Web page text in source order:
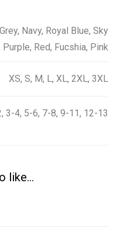
, Navy, Royal Blue, Sky
Purple, Red, Fucshia, Pink
XS, S, M, L, XL, 2XL, 3XL
, 3-4, 5-6, 7-8, 9-11, 12-13
like…